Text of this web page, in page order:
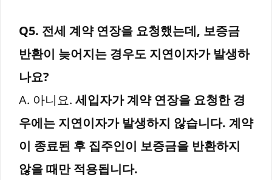
Q5. 전세 계약 연장을 요청했는데, 보증금
반환이 늦어지는 경우도 지연이자가 발생하
나요?
A. 아니요. 세입자가 계약 연장을 요청한 경
우에는 지연이자가 발생하지 않습니다. 계약
이 종료된 후 집주인이 보증금을 반환하지
않을 때만 적용됩니다.